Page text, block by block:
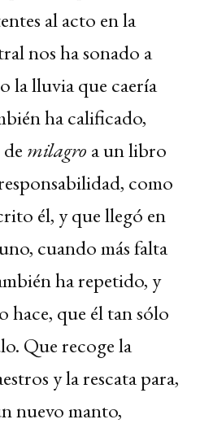
al acto en la
nos ha sonado a
la lluvia que caería
ha calificado,
milagro a un libro
como
él, y que llegó en
cuando más falta
ha repetido, y
hace, que él tan sólo
Que recoge la
y la rescata para,
nuevo manto,